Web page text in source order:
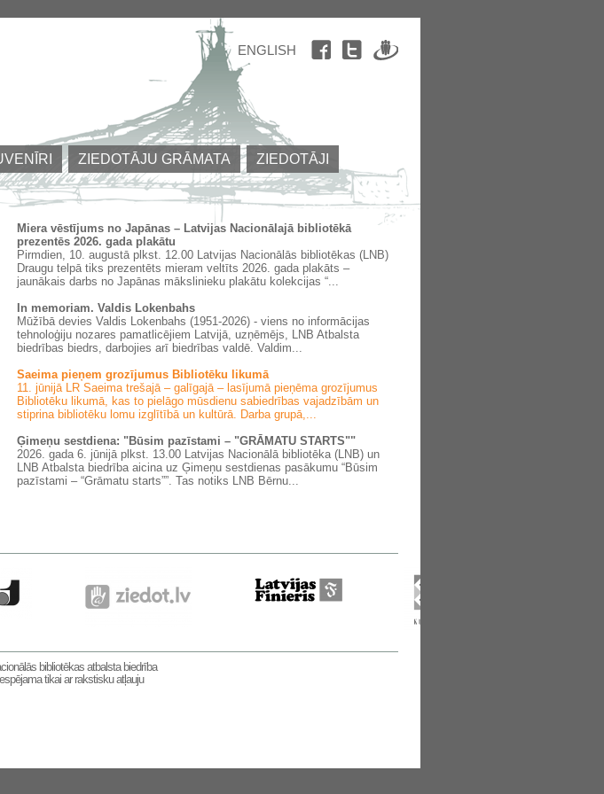
ENGLISH
ZIEDOTĀJU GRĀMATA
ZIEDOTĀJI
Miera vēstījums no Japānas – Latvijas Nacionālajā bibliotēkā
prezentēs 2026. gada plakātu
Pirmdien, 10. augustā plkst. 12.00 Latvijas Nacionālās bibliotēkas (LNB)
Draugu telpā tiks prezentēts mieram veltīts 2026. gada plakāts –
jaunākais darbs no Japānas mākslinieku plakātu kolekcijas “...
In memoriam. Valdis Lokenbahs
Mūžībā devies Valdis Lokenbahs (1951-2026) - viens no informācijas
tehnoloģiju nozares pamatlicējiem Latvijā, uzņēmējs, LNB Atbalsta
biedrības biedrs, darbojies arī biedrības valdē. Valdim...
Saeima pieņem grozījumus Bibliotēku likumā
11. jūnijā LR Saeima trešajā – galīgajā – lasījumā pieņēma grozījumus
Bibliotēku likumā, kas to pielāgo mūsdienu sabiedrības vajadzībām un
stiprina bibliotēku lomu izglītībā un kultūrā. Darba grupā,...
Ģimeņu sestdiena: "Būsim pazīstami – "GRĀMATU STARTS""
2026. gada 6. jūnijā plkst. 13.00 Latvijas Nacionālā bibliotēka (LNB) un
LNB Atbalsta biedrība aicina uz Ģimeņu sestdienas pasākumu “Būsim
pazīstami – “Grāmatu starts””. Tas notiks LNB Bērnu...
bibliotēkas atbalsta biedrība
tikai ar rakstisku atļauju